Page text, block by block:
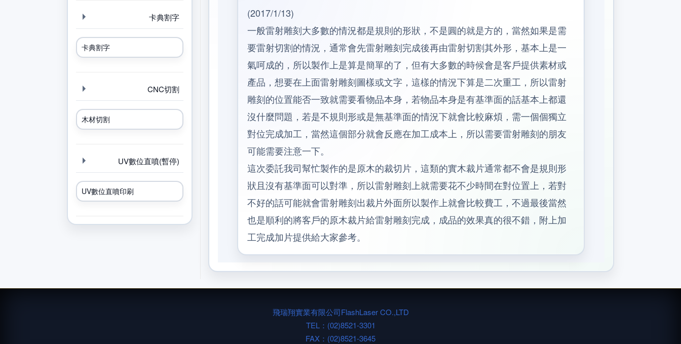
卡典割字
卡典割字
CNC切割
木材切割
UV數位直噴(暫停)
UV數位直噴印刷
(2017/1/13)
一般雷射雕刻大多數的情況都是規則的形狀，不是圓的就是方的，當然如果是需
要雷射切割的情況，通常會先雷射雕刻完成後再由雷射切割其外形，基本上是一
氣呵成的，所以製作上是算是簡單的了，但有大多數的時候會是客戶提供素材或
產品，想要在上面雷射雕刻圖樣或文字，這樣的情況下算是二次重工，所以雷射
雕刻的位置能否一致就需要看物品本身，若物品本身是有基準面的話基本上都還
沒什麼問題，若是不規則形或是無基準面的情況下就會比較麻煩，需一個個獨立
對位完成加工，當然這個部分就會反應在加工成本上，所以需要雷射雕刻的朋友
可能需要注意一下。
這次委託我司幫忙製作的是原木的裁切片，這類的實木裁片通常都不會是規則形
狀且沒有基準面可以對準，所以雷射雕刻上就需要花不少時間在對位置上，若對
不好的話可能就會雷射雕刻出裁片外面所以製作上就會比較費工，不過最後當然
也是順利的將客戶的原木裁片給雷射雕刻完成，成品的效果真的很不錯，附上加
工完成加片提供給大家參考。
飛瑞翔實業有限公司FlashLaser CO.,LTD
TEL： (02)8521-3301
FAX：(02)8521-3645